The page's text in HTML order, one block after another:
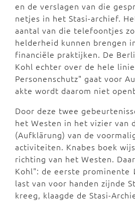
en de verslagen van die
netjes in het Stasi-archief.
aantal van die telefoontjes
helderheid kunnen brengen
financiële praktijken. De
Kohl echter over de hele
Personenschutz" gaat voor
akte wordt daarom niet
Door deze twee
het Westen in het vizier van
(Aufklärung) van de
activiteiten. Knabes boek
richting van het Westen.
Kohl": de eerste prominente
last van voor handen zijnde
kreeg, klaagde de Stasi-